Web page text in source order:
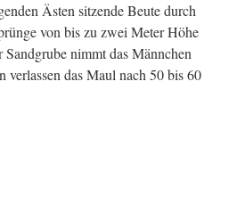
Ästen sitzende Beute durch
von bis zu zwei Meter Höhe
nimmt das Männchen
das Maul nach 50 bis 60